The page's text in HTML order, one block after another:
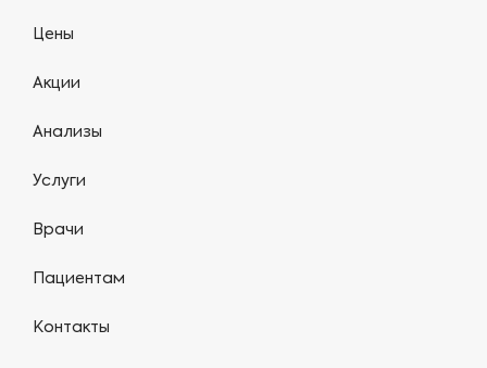
Цены
Акции
Анализы
Услуги
Врачи
Пациентам
Контакты